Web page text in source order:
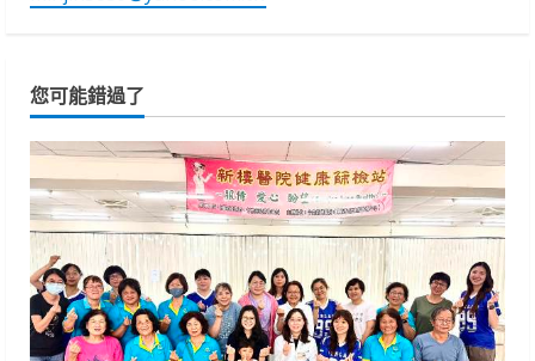
您可能錯過了